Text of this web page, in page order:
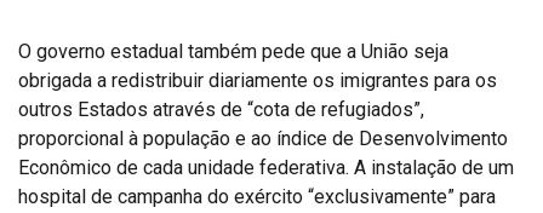
O governo estadual também pede que a União seja
obrigada a redistribuir diariamente os imigrantes para os
outros Estados através de “cota de refugiados”,
proporcional à população e ao índice de Desenvolvimento
Econômico de cada unidade federativa. A instalação de um
hospital de campanha do exército “exclusivamente” para